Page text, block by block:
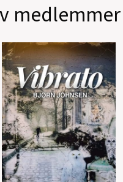
medlemmer